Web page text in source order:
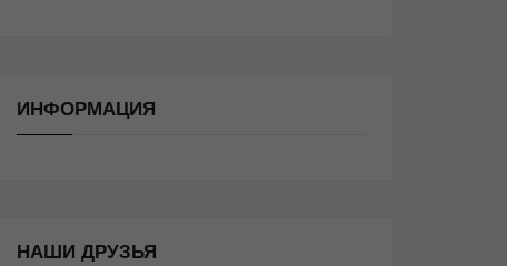
ИНФОРМАЦИЯ
НАШИ ДРУЗЬЯ